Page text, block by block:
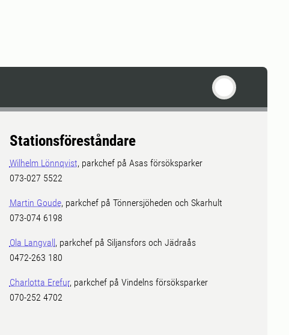
Stationsföreståndare
Wilhelm Lönnqvist, parkchef på Asas försöksparker
073-027 5522
Martin Goude, parkchef på Tönnersjöheden och Skarhult
073-074 6198
Ola Langvall , parkchef på Siljansfors och Jädraås
0472-263 180
Charlotta Erefur, parkchef på Vindelns försöksparker
070-252 4702